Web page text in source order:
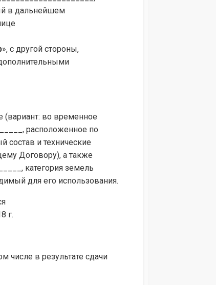
в дальнейшем
», с другой стороны,
(вариант: во временное
расположенное по
состав и технические
Договору), а также
категория земель
для его использования.
г.
числе в результате сдачи